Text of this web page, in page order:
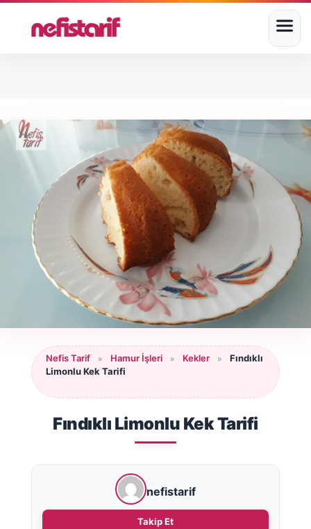
Nefis Tarif » Hamur İşleri » Kekler »
Fındıklı
Limonlu Kek Tarifi
Fındıklı Limonlu Kek Tarifi
nefistarif
Takip Et